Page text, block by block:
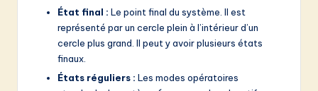
État final : Le point final du système. Il est
représenté par un cercle plein à l’intérieur d’un
cercle plus grand. Il peut y avoir plusieurs états
finaux.
États réguliers : Les modes opératoires